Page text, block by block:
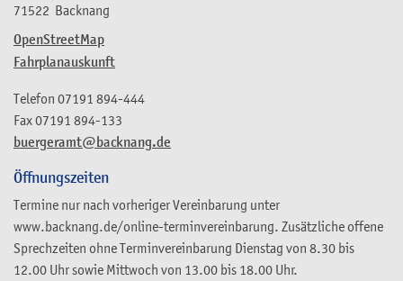
71522 Backnang
OpenStreetMap
Fahrplanauskunft
buergeramt@backnang.de
Telefon 07191 894-444
Fax07191 894-133
Öffnungszeiten
Termine nur nach vorheriger Vereinbarung unter
www.backnang.de/online-terminvereinbarung. Zusätzliche offene
Sprechzeiten ohne Terminvereinbarung Dienstag von 8.30 bis
12.00 Uhr sowie Mittwoch von 13.00 bis 18.00 Uhr.